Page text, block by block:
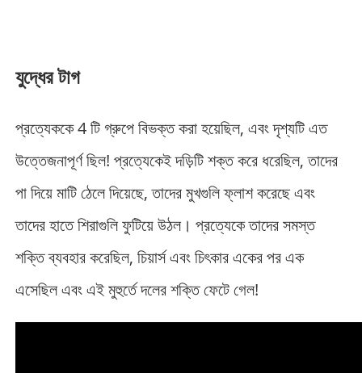
যুদ্ধের টাগ
প্রত্যেককে 4 টি গ্রুপে বিভক্ত করা হয়েছিল, এবং দৃশ্যটি এত
উত্তেজনাপূর্ণ ছিল! প্রত্যেকেই দড়িটি শক্ত করে ধরেছিল, তাদের
পা দিয়ে মাটি ঠেলে দিয়েছে, তাদের মুখগুলি ফ্লাশ করেছে এবং
তাদের হাতে শিরাগুলি ফুটিয়ে উঠল। প্রত্যেকে তাদের সমস্ত
শক্তি ব্যবহার করেছিল, চিয়ার্স এবং চিৎকার একের পর এক
এসেছিল এবং এই মুহুর্তে দলের শক্তি ফেটে গেল!